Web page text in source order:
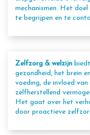
mechanismen. Het doel
te begrijpen en te
Zelfzorg & welzijn
gezondheid, het brein
voeding, de invloed
zelfherstellend
Het gaat over het
door proactieve